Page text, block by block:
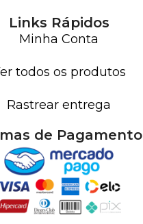
Links Rápidos
Minha Conta
todos os produtos
Rastrear entrega
de Pagamento